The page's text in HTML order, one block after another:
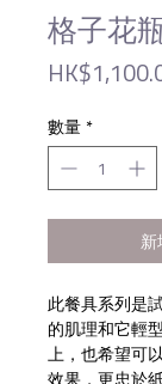
格子花
數量 *
此餐具系列是
的肌理和它輕
上，也希望可
效果，更忠於